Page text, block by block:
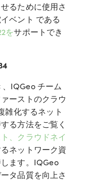
るために使用さ
ベント である
をサポートでき
IQGeo チーム
ーストのクラウ
雑化するネット
る方法をご覧く
、クラウドネイ
ネットワーク資
ます。IQGeo
タ品質を向上さ